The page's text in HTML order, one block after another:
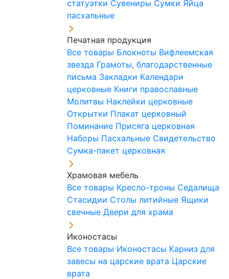
статуэтки Сувениры Сумки Яйца
пасхальные
Печатная продукция
Все товары Блокноты Вифлеемская
звезда Грамоты, благодарственные
письма Закладки Календари
церковные Книги православные
Молитвы Наклейки церковные
Открытки Плакат церковный
Поминание Присяга церковная
Наборы Пасхальные Свидетельство
Сумка-пакет церковная
Храмовая мебель
Все товары Кресло-троны Седалища
Стасидии Столы литийные Ящики
свечные Двери для храма
Иконостасы
Все товары Иконостасы Карниз для
завесы на царские врата Царские
врата